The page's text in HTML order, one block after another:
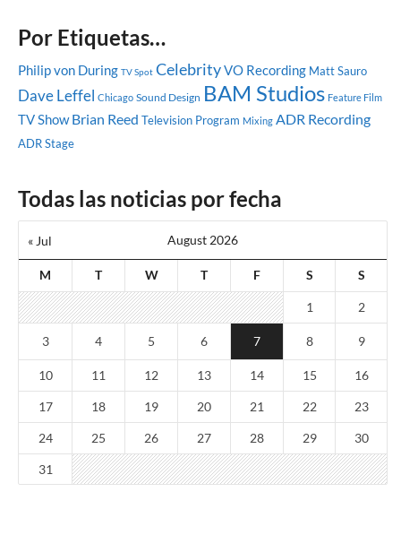
Por Etiquetas…
Philip von During TV Spot CelebrityVO Recording Matt Sauro
Dave Leffel Chicago Sound Design BAM Studios Feature Film
TV Show Brian Reed Television Program Mixing ADR Recording
ADR Stage
Todas las noticias por fecha
August 2026
M T W T F S S
« Jul
1 2
3 4 5 6 7 8 9
10 11 12 13 14 15 16
17 18 19 20 21 22 23
24 25 26 27 28 29 30
31